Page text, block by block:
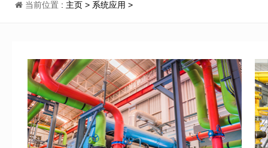
当前位置 : 主页 > 系统应用 >